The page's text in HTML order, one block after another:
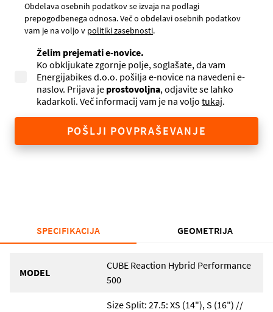
Obdelava osebnih podatkov se izvaja na podlagi
prepogodbenega odnosa. Več o obdelavi osebnih podatkov
vam je na voljo v politiki zasebnosti.
Želim prejemati e-novice.
Ko obkljukate zgornje polje, soglašate, da vam
Energijabikes d.o.o. pošilja e-novice na navedeni e-
naslov. Prijava je prostovoljna, odjavite se lahko
kadarkoli. Več informacij vam je na voljo tukaj.
POŠLJI POVPRAŠEVANJE
SPECIFIKACIJA GEOMETRIJA
MODEL
CUBE Reaction Hybrid Performance
500
Size Split: 27.5: XS (14"), S (16") //